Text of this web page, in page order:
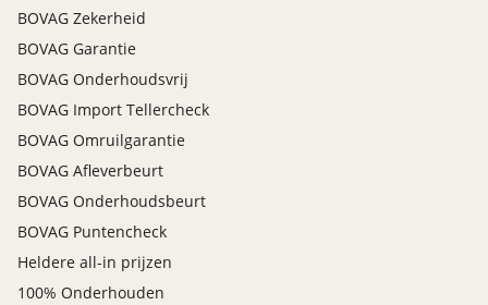
BOVAG Zekerheid
BOVAG Garantie
BOVAG Onderhoudsvrij
BOVAG Import Tellercheck
BOVAG Omruilgarantie
BOVAG Afleverbeurt
BOVAG Onderhoudsbeurt
BOVAG Puntencheck
Heldere all-in prijzen
100% Onderhouden